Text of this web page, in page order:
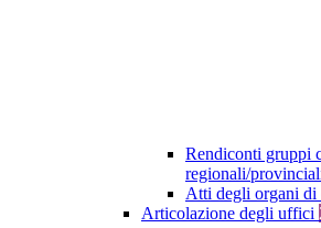
Rendiconti gruppi
regionali/
Atti degli organi di
Articolazione degli uffici